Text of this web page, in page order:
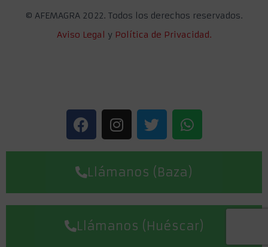
© AFEMAGRA 2022. Todos los derechos reservados.
Aviso Legal y Política de Privacidad.
Llámanos (Baza)
Llámanos (Huéscar)